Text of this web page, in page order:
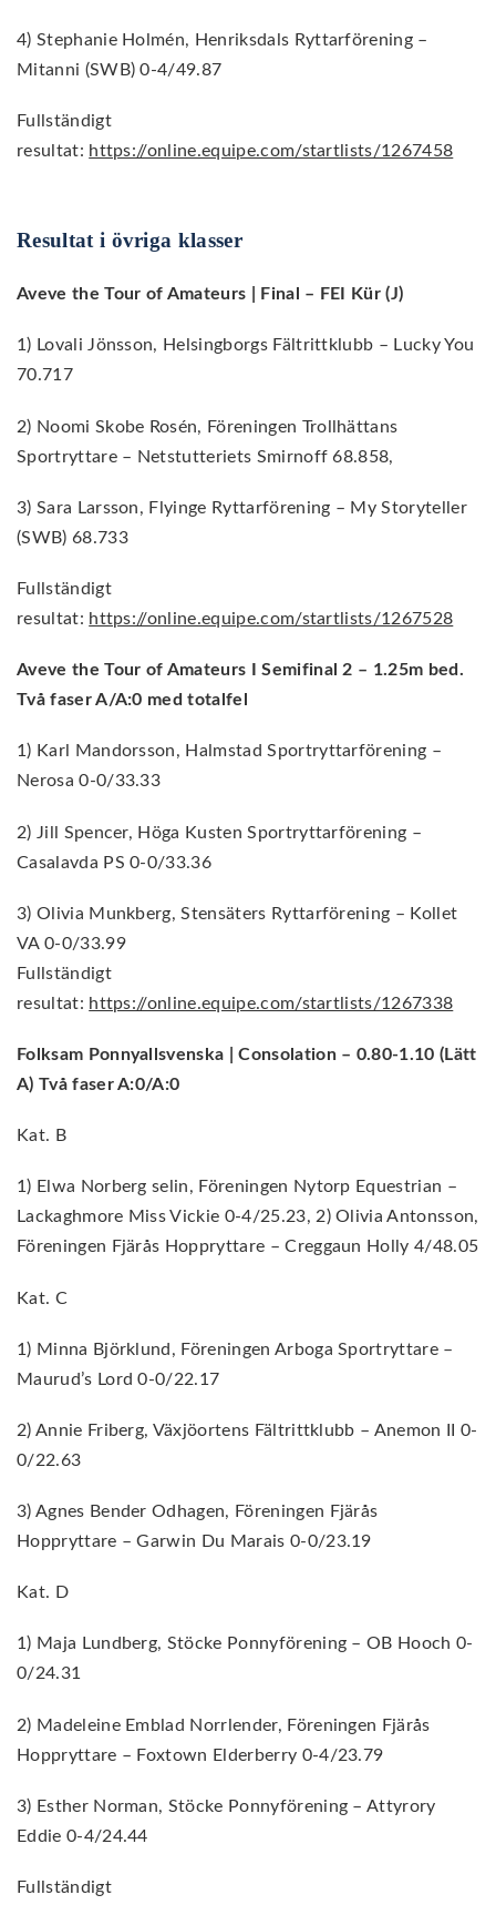
4) Stephanie Holmén, Henriksdals Ryttarförening –
Mitanni (SWB) 0-4/49.87
Fullständigt
resultat: https://online.equipe.com/startlists/1267458
Resultat i övriga klasser
Aveve the Tour of Amateurs | Final – FEI Kür (J)
1) Lovali Jönsson, Helsingborgs Fältrittklubb – Lucky You
70.717
2) Noomi Skobe Rosén, Föreningen Trollhättans
Sportryttare – Netstutteriets Smirnoff 68.858,
3) Sara Larsson, Flyinge Ryttarförening – My Storyteller
(SWB) 68.733
Fullständigt
resultat: https://online.equipe.com/startlists/1267528
Aveve the Tour of Amateurs I Semifinal 2 – 1.25m bed.
Två faser A/A:0 med totalfel
1) Karl Mandorsson, Halmstad Sportryttarförening –
Nerosa 0-0/33.33
2) Jill Spencer, Höga Kusten Sportryttarförening –
Casalavda PS 0-0/33.36
3) Olivia Munkberg, Stensäters Ryttarförening – Kollet
VA 0-0/33.99
Fullständigt
resultat: https://online.equipe.com/startlists/1267338
Folksam Ponnyallsvenska | Consolation – 0.80-1.10 (Lätt
A) Två faser A:0/A:0
Kat. B
1) Elwa Norberg selin, Föreningen Nytorp Equestrian –
Lackaghmore Miss Vickie 0-4/25.23, 2) Olivia Antonsson,
Föreningen Fjärås Hoppryttare – Creggaun Holly 4/48.05
Kat. C
1) Minna Björklund, Föreningen Arboga Sportryttare –
Maurud’s Lord 0-0/22.17
2) Annie Friberg, Växjöortens Fältrittklubb – Anemon II 0-
0/22.63
3) Agnes Bender Odhagen, Föreningen Fjärås
Hoppryttare – Garwin Du Marais 0-0/23.19
Kat. D
1) Maja Lundberg, Stöcke Ponnyförening – OB Hooch 0-
0/24.31
2) Madeleine Emblad Norrlender, Föreningen Fjärås
Hoppryttare – Foxtown Elderberry 0-4/23.79
3) Esther Norman, Stöcke Ponnyförening – Attyrory
Eddie 0-4/24.44
Fullständigt